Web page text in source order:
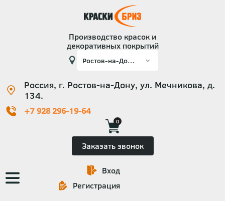
Производство красок и
декоративных покрытий
Россия, г. Ростов-на-Дону, ул. Мечникова, д.
134.
+7 928 296-19-64
0
Заказать звонок
Основная
навигация
Вход
Регистрация